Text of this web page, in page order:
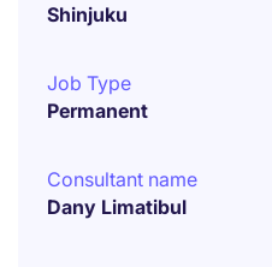
Shinjuku
Job Type
Permanent
Consultant name
Dany Limatibul